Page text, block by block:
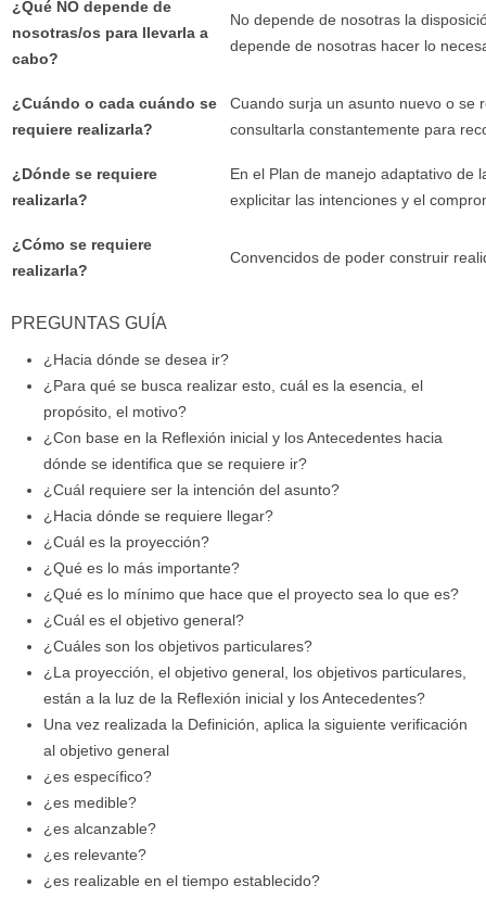
¿Qué NO depende de
nosotras/os para llevarla a
cabo?
No depende de nosotras la
depende de nosotras hacer lo
¿Cuándo o cada cuándo se
requiere realizarla?
Cuando surja un asunto nuevo o se
consultarla constantemente para
¿Dónde se requiere
realizarla?
En el Plan de manejo adaptativo de
explicitar las intenciones y el
¿Cómo se requiere
realizarla?
Convencidos de poder construir
PREGUNTAS GUÍA
¿Hacia dónde se desea ir?
¿Para qué se busca realizar esto, cuál es la esencia, el
propósito, el motivo?
¿Con base en la Reflexión inicial y los Antecedentes hacia
dónde se identifica que se requiere ir?
¿Cuál requiere ser la intención del asunto?
¿Hacia dónde se requiere llegar?
¿Cuál es la proyección?
¿Qué es lo más importante?
¿Qué es lo mínimo que hace que el proyecto sea lo que es?
¿Cuál es el objetivo general?
¿Cuáles son los objetivos particulares?
¿La proyección, el objetivo general, los objetivos particulares,
están a la luz de la Reflexión inicial y los Antecedentes?
Una vez realizada la Definición, aplica la siguiente verificación
al objetivo general
¿es específico?
¿es medible?
¿es alcanzable?
¿es relevante?
¿es realizable en el tiempo establecido?